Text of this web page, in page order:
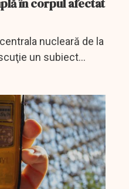
în corpul afectat
nucleară de la
un subiect